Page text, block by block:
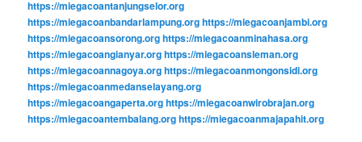
https://miegacoantanjungselor.org
https://miegacoanbandarlampung.orghttps://miegacoanjambi.org
https://miegacoansorong.orghttps://miegacoanminahasa.org
https://miegacoangianyar.orghttps://miegacoansleman.org
https://miegacoannagoya.orghttps://miegacoanmongonsidi.org
https://miegacoanmedanselayang.org
https://miegacoangaperta.orghttps://miegacoanwirobrajan.org
https://miegacoantembalang.orghttps://miegacoanmajapahit.org